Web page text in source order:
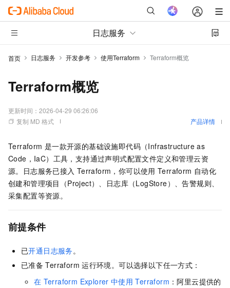
日志服务
首页 日志服务 开发参考 使用Terraform Terraform概览
Terraform概览
更新时间： 2026-04-29 06:26:06
复制 MD 格式
产品详情
Terraform 是一款开源的基础设施即代码（Infrastructure as
Code，IaC）工具，支持通过声明式配置文件定义和管理云资
源。日志服务已接入 Terraform，你可以使用 Terraform 自动化
创建和管理项目（Project）、日志库（LogStore）、告警规则、
采集配置等资源。
前提条件
已开通日志服务。
已准备 Terraform 运行环境。可以选择以下任一方式：
在 Terraform Explorer 中使用 Terraform ：阿里云提供的